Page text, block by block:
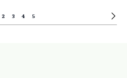
2 3 4 5